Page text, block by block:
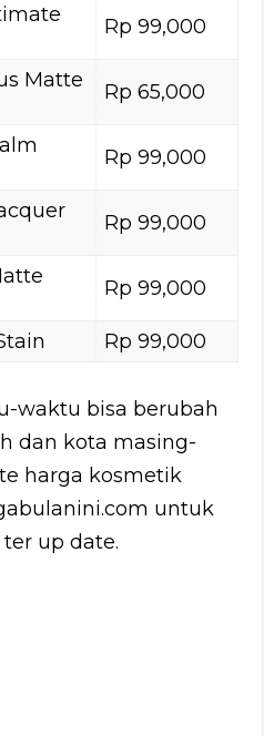
Rp 99,000
Matte
Rp 65,000
Rp 99,000
Rp 99,000
Rp 99,000
Rp 99,000
waktu bisa berubah
dan kota masing-
harga kosmetik
untuk
up date.